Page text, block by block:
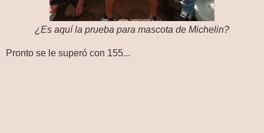
¿Es aquí la prueba para mascota de Michelin?
Pronto se le superó con 155...